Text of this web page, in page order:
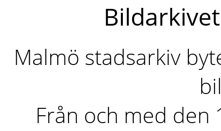
Malmö stadsarkiv
Från och med den